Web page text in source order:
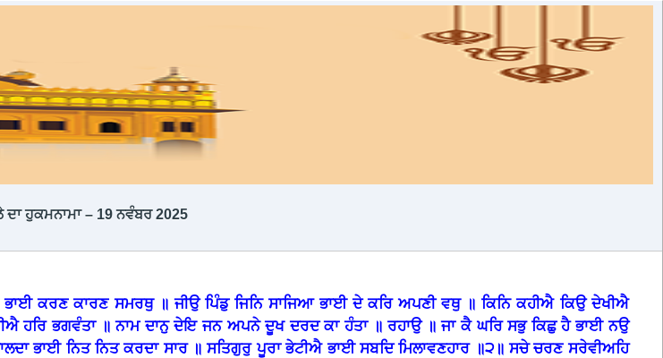
ਹੁਕਮਨਾਮਾ – 19 ਨਵੰਬਰ 2025
ਕਰਣ ਕਾਰਣ ਸਮਰਥੁ ॥ ਜੀਉ ਪਿੰਡੁ ਜਿਨਿ ਸਾਜਿਆ ਭਾਈ ਦੇ ਕਰਿ ਅਪਣੀ ਵਥੁ ॥ ਕਿਨਿ ਕਹੀਐ ਕਿਉ ਦੇਖੀਐ
ਹਰਿ ਭਗਵੰਤਾ ॥ ਨਾਮ ਦਾਨੁ ਦੇਇ ਜਨ ਅਪਨੇ ਦੂਖ ਦਰਦ ਕਾ ਹੰਤਾ ॥ ਰਹਾਉ ॥ ਜਾ ਕੈ ਘਰਿ ਸਭੁ ਕਿਛੁ ਹੈ ਭਾਈ ਨਉ
ਭਾਈ ਨਿਤ ਨਿਤ ਕਰਦਾ ਸਾਰ ॥ ਸਤਿਗੁਰੁ ਪੂਰਾ ਭੇਟੀਐ ਭਾਈ ਸਬਦਿ ਮਿਲਾਵਣਹਾਰ ॥੨॥ ਸਚੇ ਚਰਣ ਸਰੇਵੀਅਹਿ